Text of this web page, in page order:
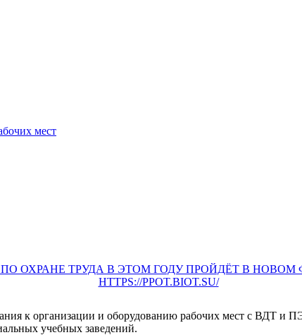
мест
ОХРАНЕ ТРУДА В ЭТОМ ГОДУ ПРОЙДЁТ В
HTTPS://PPOT.BIOT.SU/
к организации и оборудованию рабочих мест с ВДТ и
учебных заведений.